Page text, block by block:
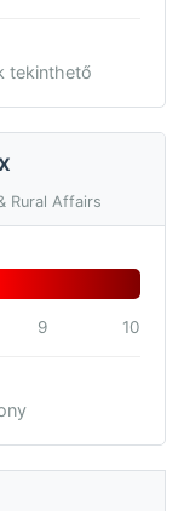
tekinthető
Rural Affairs
9 10